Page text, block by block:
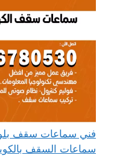
سماعات السقف